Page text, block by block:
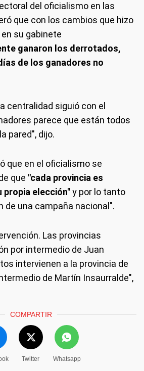
del oficialismo en las
que con los cambios que hizo
su gabinete
ganaron los derrotados,
de los ganadores no
centralidad siguió con el
parece que están todos
pared", dijo.
que en el oficialismo se
que "cada provincia es
propia elección"y por lo tanto
de una campaña nacional".
Las provincias
por intermedio de Juan
intervienen a la provincia de
de Martín Insaurralde",
COMPARTIR
Twitter Whatsapp